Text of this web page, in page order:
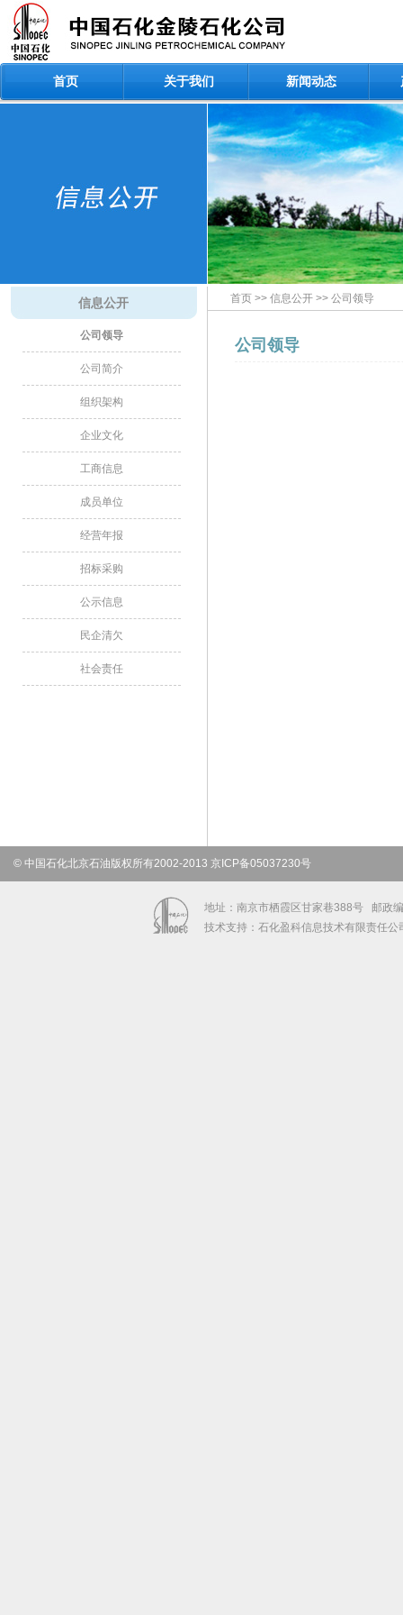
首页 关于我们 新闻动态
信息公开
公司领导
公司简介
组织架构
企业文化
工商信息
成员单位
经营年报
招标采购
公示信息
民企清欠
社会责任
首页 >> 信息公开 >> 公司领导
公司领导
© 中国石化北京石油版权所有2002-2013 京ICP备05037230号
地址：南京市栖霞区甘家巷388号 邮政
技术支持：石化盈科信息技术有限责任公